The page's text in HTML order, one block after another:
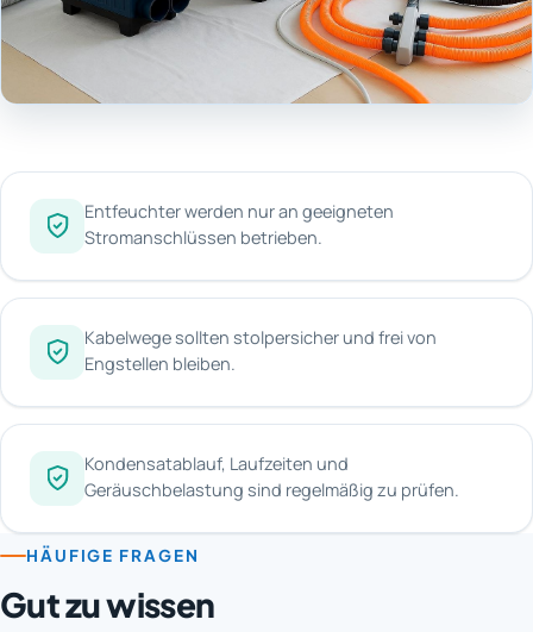
Entfeuchter werden nur an geeigneten
Stromanschlüssen betrieben.
Kabelwege sollten stolpersicher und frei von
Engstellen bleiben.
Kondensatablauf, Laufzeiten und
Geräuschbelastung sind regelmäßig zu prüfen.
HÄUFIGE FRAGEN
Gut zu wissen